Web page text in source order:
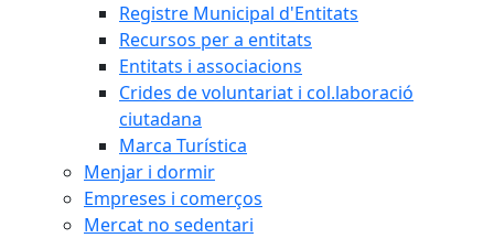
Registre Municipal d'Entitats
Recursos per a entitats
Entitats i associacions
Crides de voluntariat i col.laboració
ciutadana
Marca Turística
Menjar i dormir
Empreses i comerços
Mercat no sedentari